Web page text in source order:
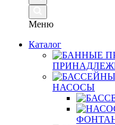
Меню
Каталог
НАСОСЫ